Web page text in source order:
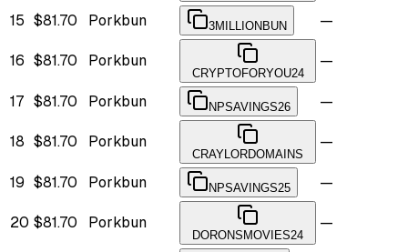
15 $81.70 Porkbun 3MILLIONBUN —
16 $81.70 Porkbun
CRYPTOFORYOU24
—
17 $81.70 Porkbun NPSAVINGS26 —
18 $81.70 Porkbun
CRAYLORDOMAINS
—
19 $81.70 Porkbun NPSAVINGS25 —
20 $81.70 Porkbun
DORONSMOVIES24
—